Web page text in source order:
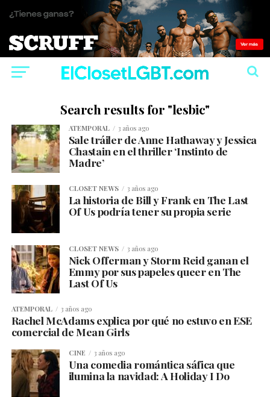
Search results for "lesbic"
ATEMPORAL 3 años ago
Sale tráiler de Anne Hathaway y Jessica
Chastain en el thriller ‘Instinto de
Madre’
CLOSET NEWS 3 años ago
La historia de Bill y Frank en The Last
Of Us podría tener su propia serie
CLOSET NEWS 3 años ago
Nick Offerman y Storm Reid ganan el
Emmy por sus papeles queer en The
Last Of Us
ATEMPORAL 3 años ago
Rachel McAdams explica por qué no estuvo en ESE
comercial de Mean Girls
CINE 3 años ago
Una comedia romántica sáfica que
ilumina la navidad: A Holiday I Do